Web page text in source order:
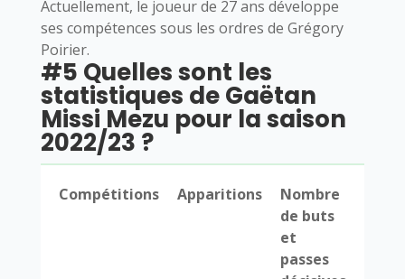
Actuellement, le joueur de 27 ans développe
ses compétences sous les ordres de Grégory
Poirier.
#5 Quelles sont les
statistiques de Gaëtan
Missi Mezu pour la saison
2022/23 ?
Compétitions Apparitions
Nombre
de buts
et
passes